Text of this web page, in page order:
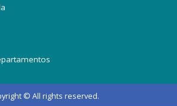
© All rights reserved.